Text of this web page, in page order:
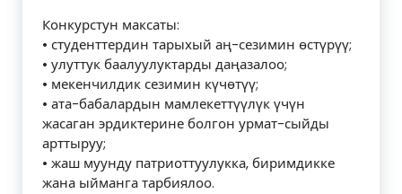
Конкурстун максаты:
• студенттердин тарыхый аң-сезимин өстүрүү;
• улуттук баалуулуктарды даңазалоо;
• мекенчилдик сезимин күчөтүү;
• ата-бабалардын мамлекеттүүлүк үчүн
жасаган эрдиктерине болгон урмат-сыйды
арттыруу;
• жаш муунду патриоттуулукка, биримдикке
жана ыйманга тарбиялоо.